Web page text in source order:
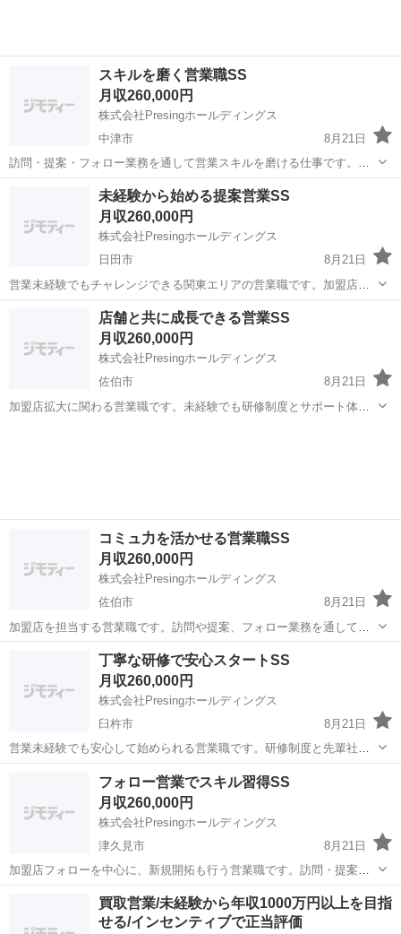
スキルを磨く営業職SS
月収260,000円
株式会社Presingホールディングス
中津市
8月21日
訪問・提案・フォロー業務を通して営業スキルを磨ける仕事です。未
経験でも研修制度と先輩社員のフォローがあるため安心です。コミュ
ニケーション力や交渉力、課題解決力を身につけることができます。
【仕事内容】 ・新規加盟店開拓 ...
営業 業務
未経験から始める提案営業SS
月収260,000円
株式会社Presingホールディングス
日田市
8月21日
営業未経験でもチャレンジできる関東エリアの営業職です。加盟店へ
の訪問やフォロー、提案業務を通して営業の基礎から応用まで学べま
す。研修制度と先輩社員のサポートがあるので安心です。 【仕事内
容】 ・新規加盟店開拓 ・既存店...
営業 未経験
店舗と共に成長できる営業SS
月収260,000円
株式会社Presingホールディングス
佐伯市
8月21日
加盟店拡大に関わる営業職です。未経験でも研修制度とサポート体制
コミュ力を活かせる営業職SS
月収260,000円
株式会社Presingホールディングス
佐伯市
8月21日
加盟店を担当する営業職です。訪問や提案、フォロー業務を通して、
コミュニケーション力や交渉力を実践的に身につけることができま
す。未経験者でも研修と先輩社員のサポートで安心です。 【仕事内
容】 ・新規加盟店開拓 ・既存店舗...
佐伯市 営業 営業職
丁寧な研修で安心スタートSS
月収260,000円
株式会社Presingホールディングス
臼杵市
8月21日
営業未経験でも安心して始められる営業職です。研修制度と先輩社員
のサポートが充実しており、訪問や提案、フォロー業務を通して営業
スキルを基礎から学べます。 【仕事内容】 ・新規加盟店開拓 ・既存
店舗フォロー 身につくスキ...
未経験
フォロー営業でスキル習得SS
月収260,000円
株式会社Presingホールディングス
津久見市
8月21日
加盟店フォローを中心に、新規開拓も行う営業職です。訪問・提案・
フォローを通して営業スキルや課題解決力を身につけることができま
す。研修制度と先輩のサポートで未経験でも安心です。 【仕事内容】
・新規加盟店開拓 ・既存店舗...
津久見市 営業 未経験
買取営業/未経験から年収1000万円以上を目指
せる/インセンティブで正当評価